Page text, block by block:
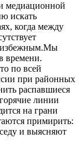
медиационной
искать
когда между
времени.
по всей
при районных
распавшиеся
линии
на грани
примирить:
и выясняют